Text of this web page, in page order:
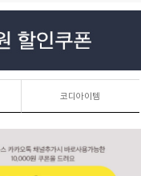
코디아이템